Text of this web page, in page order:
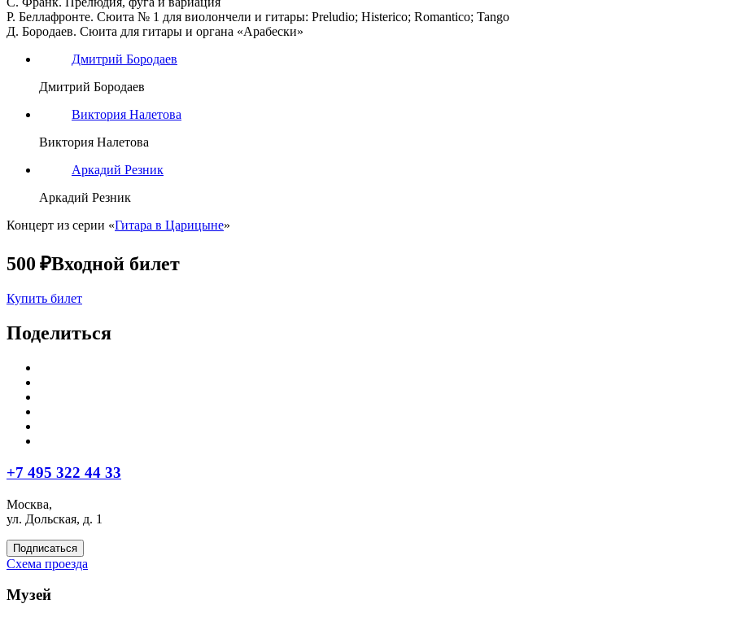
Р. Беллафронте. Сюита № 1 для виолончели и гитары: Preludio; Histerico; Romantico; Tango
Д. Бородаев. Сюита для гитары и органа «Арабески»
Дмитрий Бородаев
Дмитрий Бородаев
Виктория Налетова
Виктория Налетова
Аркадий Резник
Аркадий Резник
Концерт из серии «Гитара в Царицыне»
500 ₽Входной билет
Купить билет
Поделиться
+7 495 322 44 33
Москва,
ул. Дольская, д. 1
Подписаться
Схема проезда
Музей